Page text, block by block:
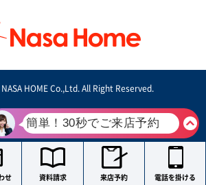
HOME Co.,Ltd. All Right Reserved.
せ 資料請求 来店予約 電話を掛ける